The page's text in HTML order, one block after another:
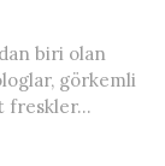
biri olan
görkemli
freskler...